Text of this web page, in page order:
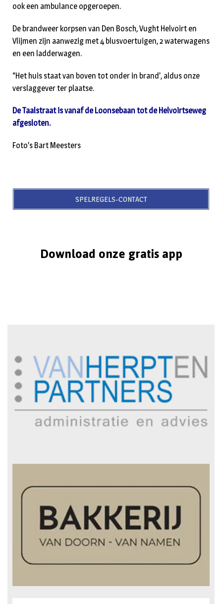
ook een ambulance opgeroepen.
De brandweer korpsen van Den Bosch, Vught Helvoirt en
Vlijmen zijn aanwezig met 4 blusvoertuigen, 2 waterwagens
en een ladderwagen.
“Het huis staat van boven tot onder in brand’, aldus onze
verslaggever ter plaatse.
De Taalstraat is vanaf de Loonsebaan tot de Helvoirtseweg
afgesloten.
Foto’s Bart Meesters
SPELREGELS-CONTACT
Download onze gratis app